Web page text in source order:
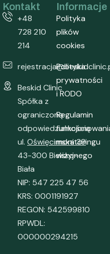
Kontakt
+48
728 210
214
Beskid Clinic
Spółka z
ograniczoną
odpowiedzialnością
ul. Oświęcimska 39
43-300 Bielsko-
Biała
NIP: 547 225 47 56
KRS: 0001191927
REGON: 542599810
RPWDL:
000000294215
Informacje
Polityka
plików
cookies
Polityka
prywatności
i RODO
Regulamin
monitoringu
wizyjnego